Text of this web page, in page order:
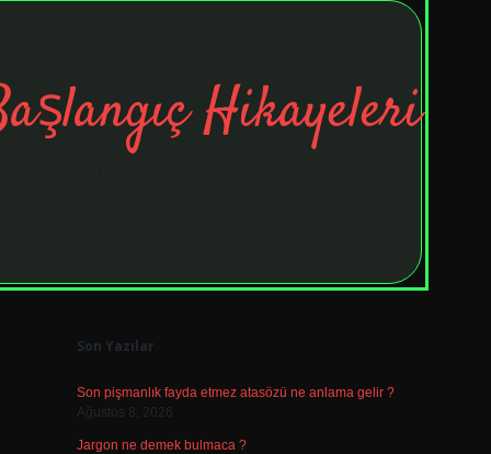
Hikayeleri
Son Yazılar
Son pişmanlık fayda etmez atasözü ne anlama gelir ?
Ağustos 8, 2026
Jargon ne demek bulmaca ?